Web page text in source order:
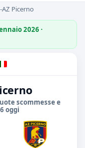
Picerno
2026 ·
scommesse e
oggi